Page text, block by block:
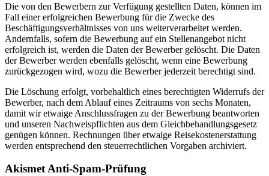
Die von den Bewerbern zur Verfügung gestellten Daten, können im
Fall einer erfolgreichen Bewerbung für die Zwecke des
Beschäftigungsverhältnisses von uns weiterverarbeitet werden.
Andernfalls, sofern die Bewerbung auf ein Stellenangebot nicht
erfolgreich ist, werden die Daten der Bewerber gelöscht. Die Daten
der Bewerber werden ebenfalls gelöscht, wenn eine Bewerbung
zurückgezogen wird, wozu die Bewerber jederzeit berechtigt sind.
Die Löschung erfolgt, vorbehaltlich eines berechtigten Widerrufs der
Bewerber, nach dem Ablauf eines Zeitraums von sechs Monaten,
damit wir etwaige Anschlussfragen zu der Bewerbung beantworten
und unseren Nachweispflichten aus dem Gleichbehandlungsgesetz
genügen können. Rechnungen über etwaige Reisekostenerstattung
werden entsprechend den steuerrechtlichen Vorgaben archiviert.
Akismet Anti-Spam-Prüfung